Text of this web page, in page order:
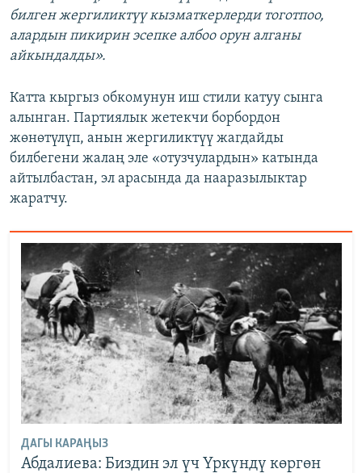
билген жергиликтүү кызматкерлерди тоготпоо,
алардын пикирин эсепке албоо орун алганы
айкындалды».
Катта кыргыз обкомунун иш стили катуу сынга
алынган. Партиялык жетекчи борбордон
жөнөтүлүп, анын жергиликтүү жагдайды
билбегени жалаң эле «отузчулардын» катында
айтылбастан, эл арасында да нааразылыктар
жаратчу.
ДАГЫ КАРАҢЫЗ
Абдалиева: Биздин эл үч Үркүндү көргөн